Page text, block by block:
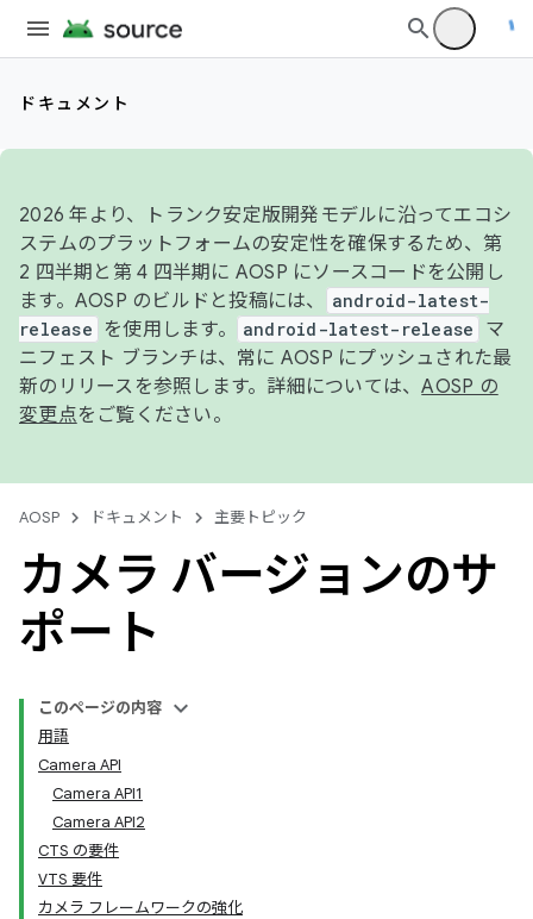
ドキュメント
2026 年より、トランク安定版開発モデルに沿ってエコシ
ステムのプラットフォームの安定性を確保するため、第
2 四半期と第 4 四半期に AOSP にソースコードを公開し
ます。AOSP のビルドと投稿には、
android-latest-
release
を使用します。 android-latest-release
マ
ニフェスト ブランチは、常に AOSP にプッシュされた最
新のリリースを参照します。詳細については、AOSP の
変更点をご覧ください。
AOSP ドキュメント 主要トピック
カメラ バージョンのサ
ポート
このページの内容
用語
Camera API
Camera API1
Camera API2
CTS の要件
VTS 要件
カメラ フレームワークの強化